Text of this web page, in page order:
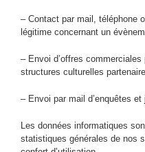
– Contact par mail, téléphone
légitime concernant un
– Envoi d’offres
structures culturelles
– Envoi par mail d’enquêtes
Les données informatiques
statistiques générales de nos